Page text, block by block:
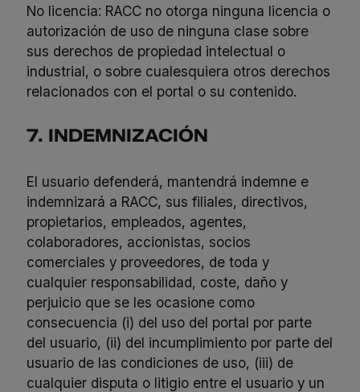
No licencia: RACC no otorga ninguna licencia o
autorización de uso de ninguna clase sobre
sus derechos de propiedad intelectual o
industrial, o sobre cualesquiera otros derechos
relacionados con el portal o su contenido.
7. INDEMNIZACIÓN
El usuario defenderá, mantendrá indemne e
indemnizará a RACC, sus filiales, directivos,
propietarios, empleados, agentes,
colaboradores, accionistas, socios
comerciales y proveedores, de toda y
cualquier responsabilidad, coste, daño y
perjuicio que se les ocasione como
consecuencia (i) del uso del portal por parte
del usuario, (ii) del incumplimiento por parte del
usuario de las condiciones de uso, (iii) de
cualquier disputa o litigio entre el usuario y un